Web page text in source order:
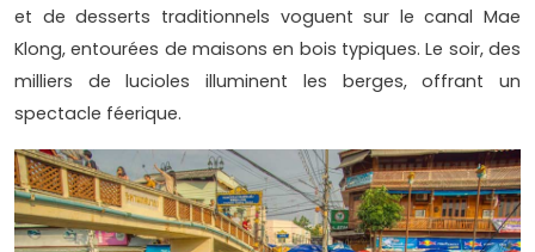
et de desserts traditionnels voguent sur le canal Mae
Klong, entourées de maisons en bois typiques. Le soir, des
milliers de lucioles illuminent les berges, offrant un
spectacle féerique.